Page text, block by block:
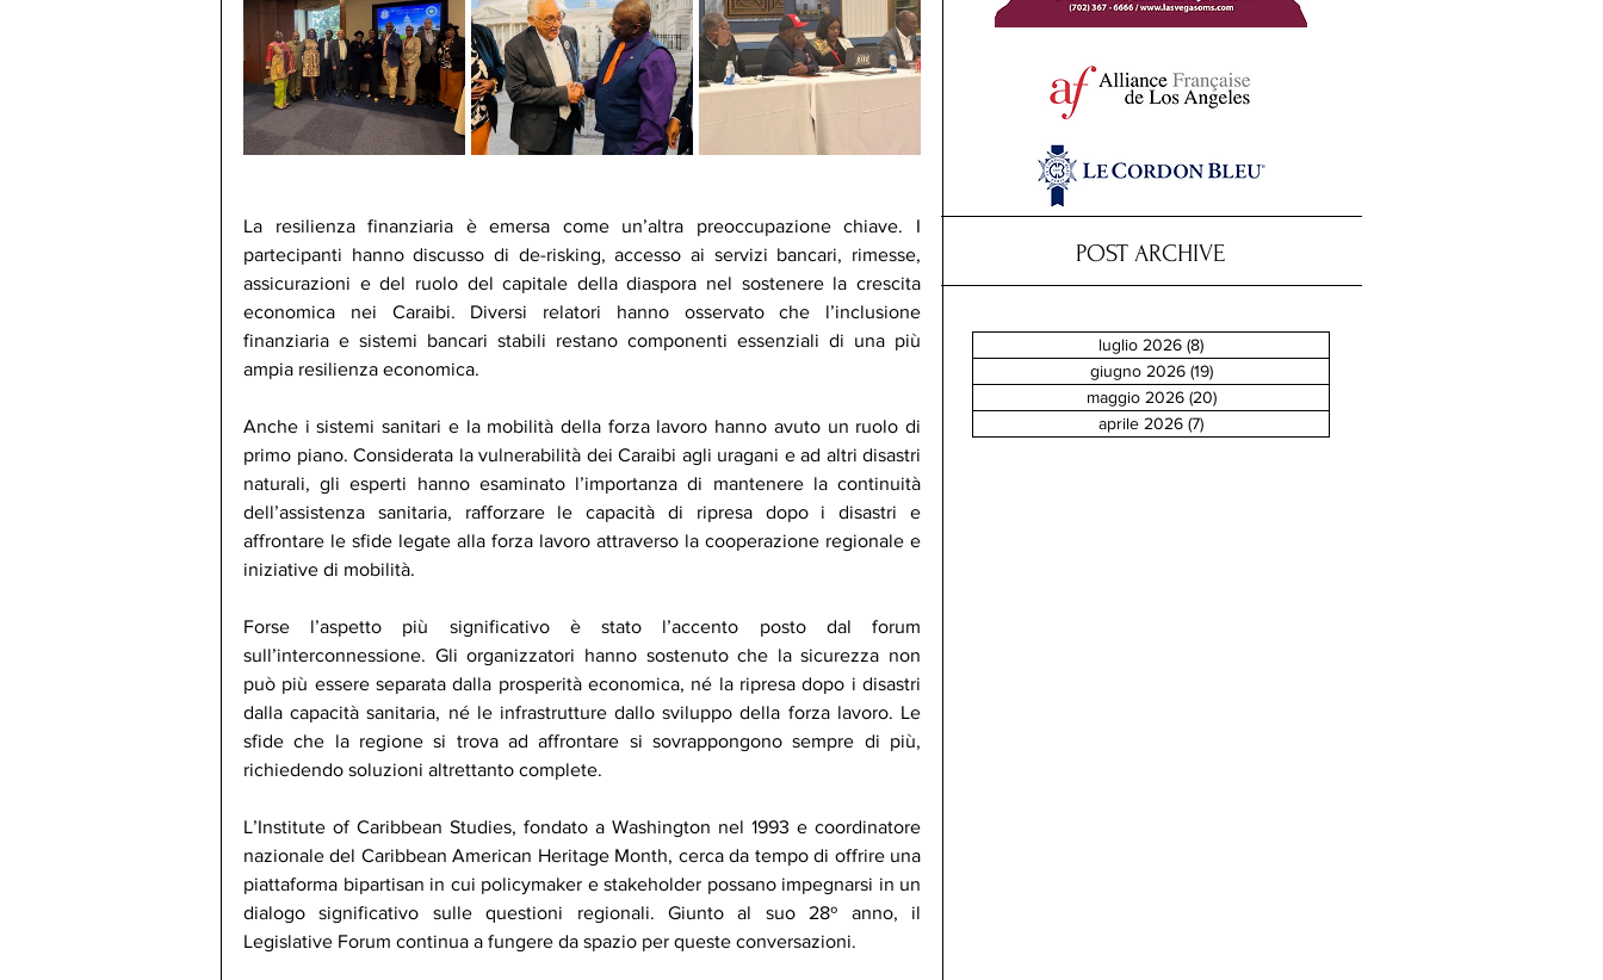
La resilienza finanziaria è emersa come un’altra preoccupazione chiave. I
partecipanti hanno discusso di de-risking, accesso ai servizi bancari, rimesse,
assicurazioni e del ruolo del capitale della diaspora nel sostenere la crescita
economica nei Caraibi. Diversi relatori hanno osservato che l’inclusione
finanziaria e sistemi bancari stabili restano componenti essenziali di una più
ampia resilienza economica.
Anche i sistemi sanitari e la mobilità della forza lavoro hanno avuto un ruolo di
primo piano. Considerata la vulnerabilità dei Caraibi agli uragani e ad altri disastri
naturali, gli esperti hanno esaminato l’importanza di mantenere la continuità
dell’assistenza sanitaria, rafforzare le capacità di ripresa dopo i disastri e
affrontare le sfide legate alla forza lavoro attraverso la cooperazione regionale e
iniziative di mobilità.
Forse l’aspetto più significativo è stato l’accento posto dal forum
sull’interconnessione. Gli organizzatori hanno sostenuto che la sicurezza non
può più essere separata dalla prosperità economica, né la ripresa dopo i disastri
dalla capacità sanitaria, né le infrastrutture dallo sviluppo della forza lavoro. Le
sfide che la regione si trova ad affrontare si sovrappongono sempre di più,
richiedendo soluzioni altrettanto complete.
L’Institute of Caribbean Studies, fondato a Washington nel 1993 e coordinatore
nazionale del Caribbean American Heritage Month, cerca da tempo di offrire una
piattaforma bipartisan in cui policymaker e stakeholder possano impegnarsi in un
dialogo significativo sulle questioni regionali. Giunto al suo 28º anno, il
Legislative Forum continua a fungere da spazio per queste conversazioni.
POST ARCHIVE
luglio 2026 (8)
giugno 2026 (19)19 post
maggio 2026 (20)20 post
aprile 2026 (7)